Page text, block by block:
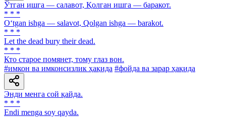
Ўтган ишга — салавот, Қолган ишга — баракот.
* * *
O‘tgan ishga — salavot, Qolgan ishga — barakot.
* * *
Let the dead bury their dead.
* * *
Кто старое помянет, тому глаз вон.
#имкон ва имконсизлик ҳақида #фойда ва зарар ҳақида
Энди менга сой қайда.
* * *
Endi menga soy qayda.